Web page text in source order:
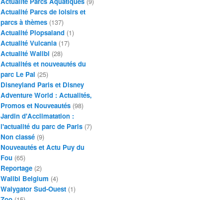
Actualité Parcs de loisirs et
parcs à thèmes (137)
Actualité Plopsaland (1)
Actualité Vulcania (17)
Actualité Walibi (28)
Actualités et nouveautés du
parc Le Pal (25)
Disneyland Paris et Disney
Adventure World : Actualités,
Promos et Nouveautés (98)
Jardin d'Acclimatation :
l'actualité du parc de Paris (7)
Non classé (9)
Nouveautés et Actu Puy du
Fou (65)
Reportage (2)
Walibi Belgium (4)
Walygator Sud-Ouest (1)